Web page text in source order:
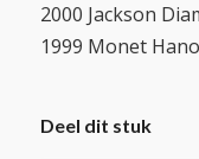
2000 Jackson
1999 Monet
Deel dit stuk